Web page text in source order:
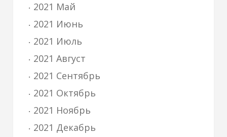
2021 Май
2021 Июнь
2021 Июль
2021 Август
2021 Сентябрь
2021 Октябрь
2021 Ноябрь
2021 Декабрь